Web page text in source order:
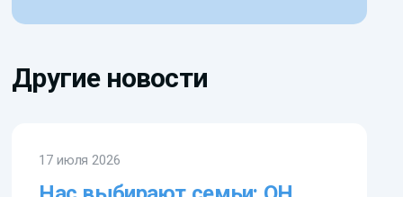
Другие новости
17 июля 2026